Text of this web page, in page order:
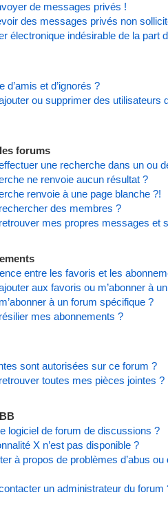
de messages privés !
des messages privés non
électronique indésirable de la part
d’amis et d’ignorés ?
ou supprimer des utilisateurs
forums
une recherche dans un ou
ne renvoie aucun résultat ?
renvoie à une page blanche ?!
des membres ?
mes propres messages et
entre les favoris et les
aux favoris ou m’abonner à
à un forum spécifique ?
mes abonnements ?
sont autorisées sur ce forum ?
toutes mes pièces jointes ?
logiciel de forum de discussions ?
X n’est pas disponible ?
à propos de problèmes d’abus ou
un administrateur du forum